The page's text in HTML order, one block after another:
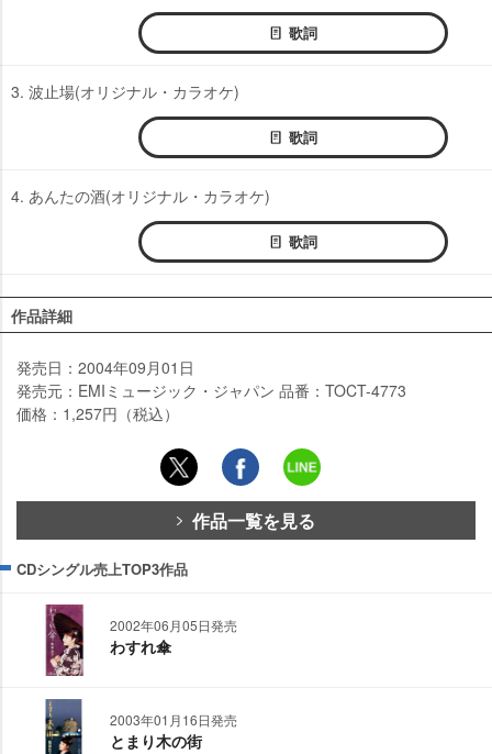
歌詞
3. 波止場(オリジナル・カラオケ)
歌詞
4. あんたの酒(オリジナル・カラオケ)
歌詞
作品詳細
発売日：2004年09月01日
発売元：EMIミュージック・ジャパン 品番：TOCT-4773
価格：1,257円（税込）
作品一覧を見る
CDシングル売上TOP3作品
2002年06月05日発売
わすれ傘
2003年01月16日発売
とまり木の街